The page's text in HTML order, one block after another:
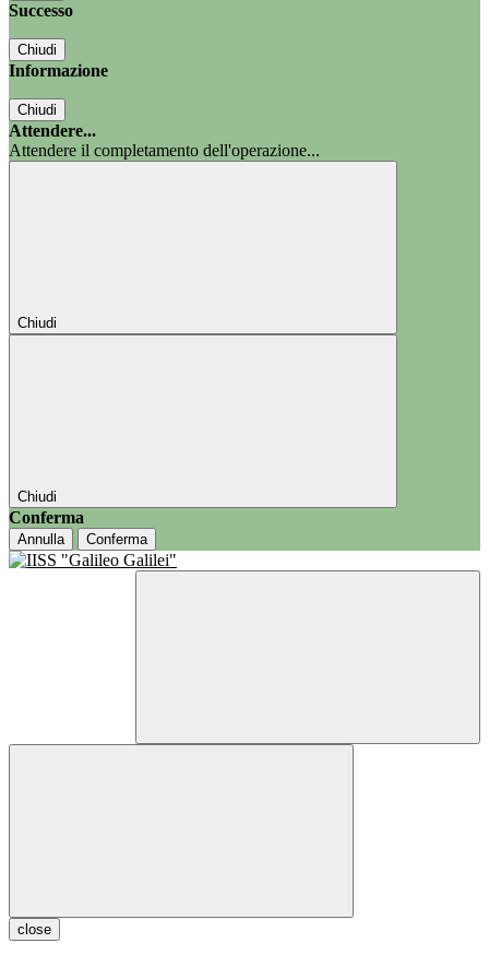
Successo
Chiudi
Informazione
Chiudi
Attendere...
Attendere il completamento dell'operazione...
Chiudi
Chiudi
Conferma
Annulla Conferma
close